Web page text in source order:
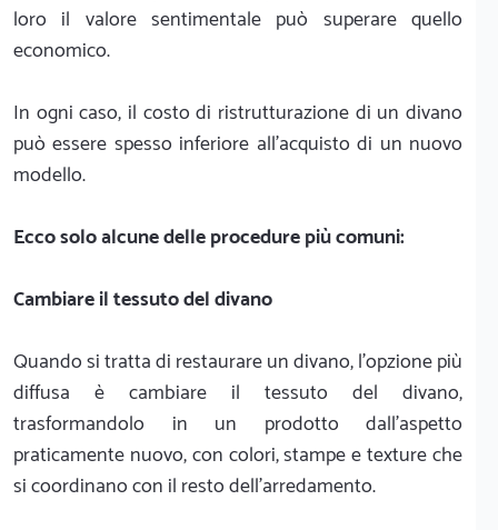
loro il valore sentimentale può superare quello
economico.
In ogni caso, il costo di ristrutturazione di un divano
può essere spesso inferiore all’acquisto di un nuovo
modello.
Ecco solo alcune delle procedure più comuni:
Cambiare il tessuto del divano
Quando si tratta di restaurare un divano, l’opzione più
diffusa è cambiare il tessuto del divano,
trasformandolo in un prodotto dall’aspetto
praticamente nuovo, con colori, stampe e texture che
si coordinano con il resto dell’arredamento.